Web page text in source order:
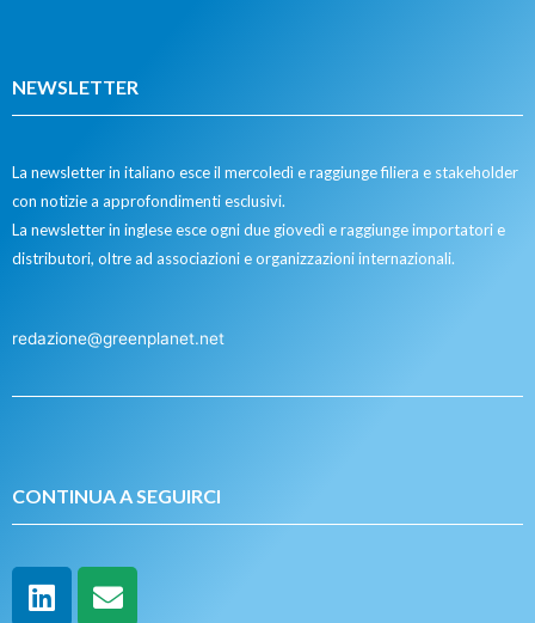
NEWSLETTER
La newsletter in italiano esce il mercoledì e raggiunge filiera e stakeholder
con notizie a approfondimenti esclusivi.
La newsletter in inglese esce ogni due giovedì e raggiunge importatori e
distributori, oltre ad associazioni e organizzazioni internazionali.
redazione@greenplanet.net
CONTINUA A SEGUIRCI